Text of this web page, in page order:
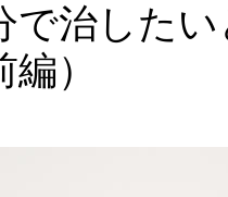
で治した
）